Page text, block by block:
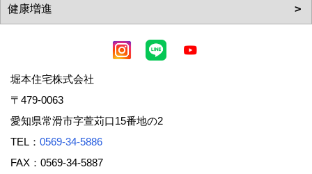
堀本住宅株式会社
〒479-0063
愛知県常滑市字萱苅口15番地の2
TEL： 0569-34-5886
FAX：0569-34-5887